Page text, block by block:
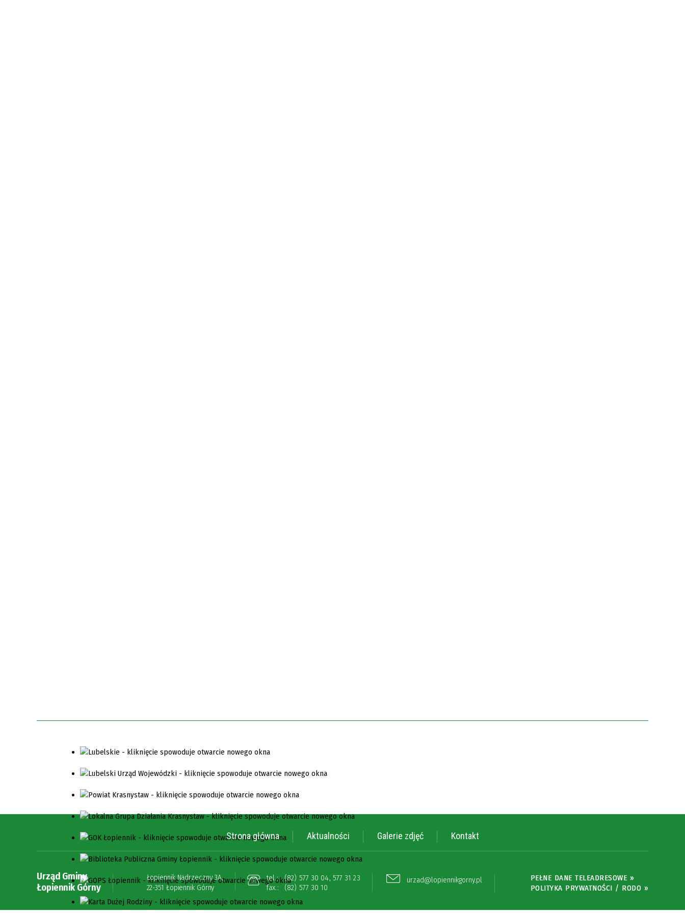
Strona główna Aktualności Galerie zdjęć Kontakt
Urząd Gminy
Łopiennik Górny
Łopiennik Nadrzeczny 3A,
22-351 Łopiennik Górny
tel.: (82) 577 30 04, 577 31 23
fax.:
(82) 577 30 10
urzad@lopiennikgorny.pl
PEŁNE DANE TELEADRESOWE »
POLITYKA PRYWATNOŚCI / RODO »